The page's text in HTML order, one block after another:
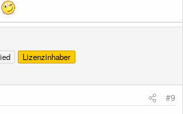
Lizenzinhaber
#9